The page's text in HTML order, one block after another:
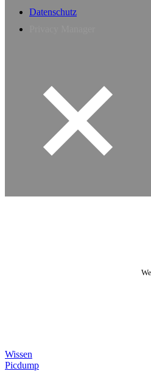
Datenschutz
Wissen
Picdump